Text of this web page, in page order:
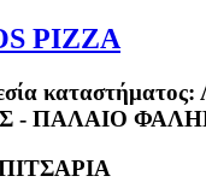
PIZZA
καταστήματος:
- ΠΑΛΑΙΟ
ΠΙΤΣΑΡΙΑ